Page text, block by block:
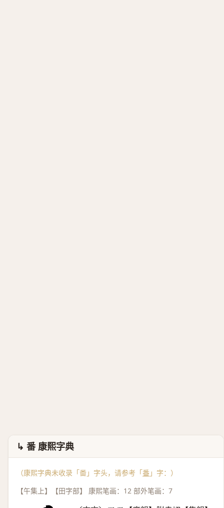
↳ 番 康熙字典
（康熙字典未收录「畨」字头，请参考「番 」字：）
【午集上】【田字部】 康熙笔画：12 部外笔画：7